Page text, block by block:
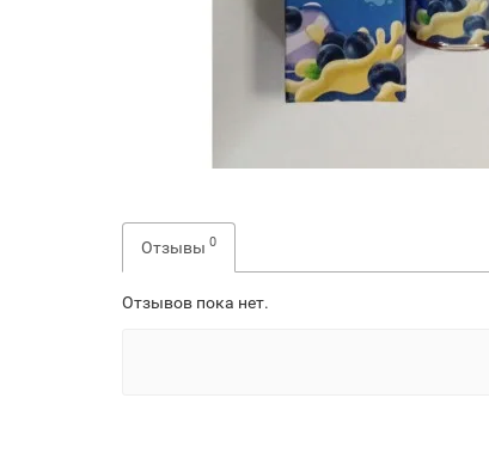
Отзывы 0
Отзывов пока нет.